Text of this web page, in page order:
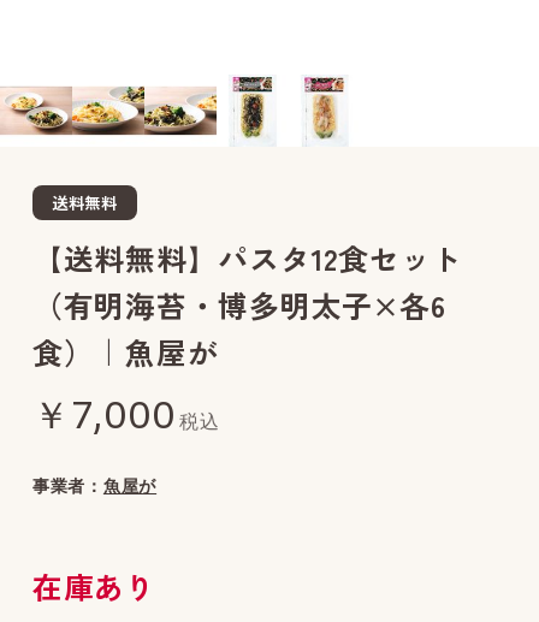
送料無料
【送料無料】パスタ12食セット
（有明海苔・博多明太子×各6
食）｜魚屋が
￥7,000 税込
事業者： 魚屋が
在庫あり